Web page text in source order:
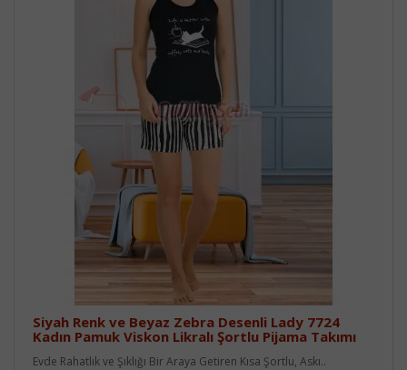
Siyah Renk ve Beyaz Zebra Desenli Lady 7724
Kadın Pamuk Viskon Likralı Şortlu Pijama Takımı
Evde Rahatlık ve Şıklığı Bir Araya Getiren Kısa Şortlu, Askı..